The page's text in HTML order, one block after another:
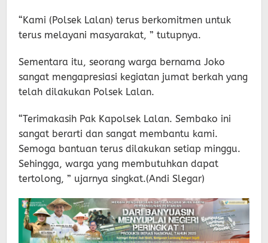
“Kami (Polsek Lalan) terus berkomitmen untuk
terus melayani masyarakat, ” tutupnya.
Sementara itu, seorang warga bernama Joko
sangat mengapresiasi kegiatan jumat berkah yang
telah dilakukan Polsek Lalan.
“Terimakasih Pak Kapolsek Lalan. Sembako ini
sangat berarti dan sangat membantu kami.
Semoga bantuan terus dilakukan setiap minggu.
Sehingga, warga yang membutuhkan dapat
tertolong, ” ujarnya singkat.(Andi Slegar)